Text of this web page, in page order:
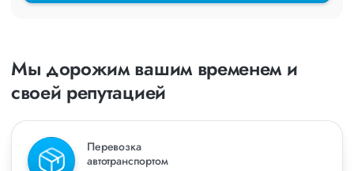
Мы дорожим вашим временем и
своей репутацией
Перевозка
автотранспортом